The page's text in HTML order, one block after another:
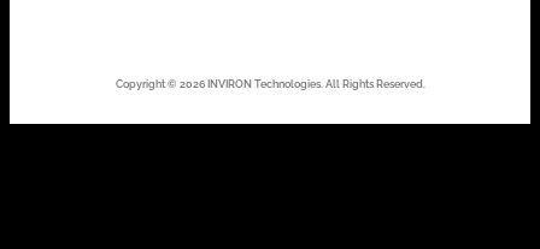
Copyright © 2026 INVIRON Technologies. All Rights Reserved.